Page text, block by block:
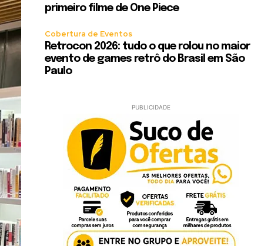
primeiro filme de One Piece
Cobertura de Eventos
Retrocon 2026: tudo o que rolou no maior
evento de games retrô do Brasil em São
Paulo
PUBLICIDADE